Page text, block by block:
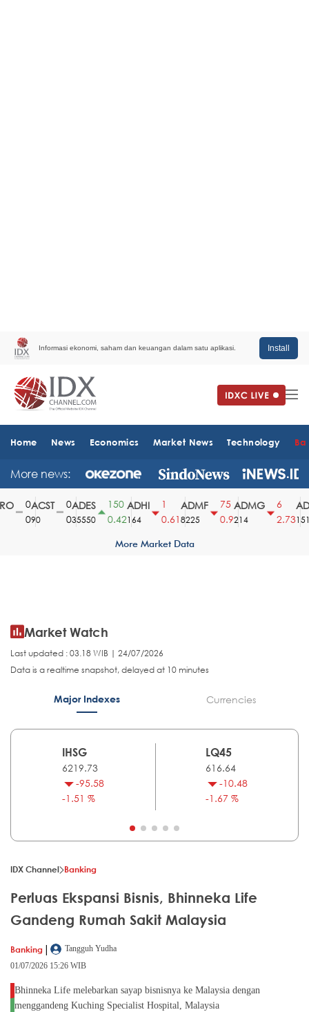
Informasi ekonomi, saham dan keuangan dalam satu aplikasi. Install
Home News Economics Market News Technology
More news:
ACST
90
ADES
35550
150
0.42
ADHI
164
0.61
ADMF
8225
75
0.9
ADMG
214
2.731510
More Market Data
Market Watch
Last updated : 03.18 WIB | 24/07/2026
Data is a realtime snapshot, delayed at 10 minutes
Major Indexes Currencies
IHSG
6219.73
-95.58
-1.51 %
LQ45
616.64
-10.48
-1.67 %
IDX Channel Banking
Perluas Ekspansi Bisnis, Bhinneka Life
Gandeng Rumah Sakit Malaysia
Banking |
Tangguh Yudha
01/07/2026 15:26 WIB
Bhinneka Life melebarkan sayap bisnisnya ke Malaysia dengan
menggandeng Kuching Specialist Hospital, Malaysia